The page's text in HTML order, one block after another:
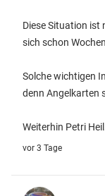
Diese Situation ist
sich schon
Solche wichtigen
denn Angelkarten
Weiterhin Petri
vor 3 Tage